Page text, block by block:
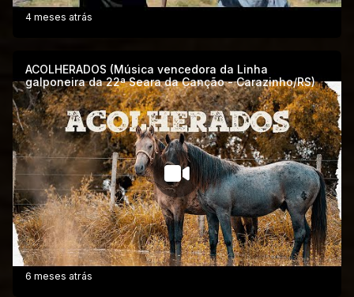
4 meses atrás
ACOLHERADOS (Música vencedora da Linha
galponeira da 22ª Seara da Canção - Carazinho/RS)
6 meses atrás